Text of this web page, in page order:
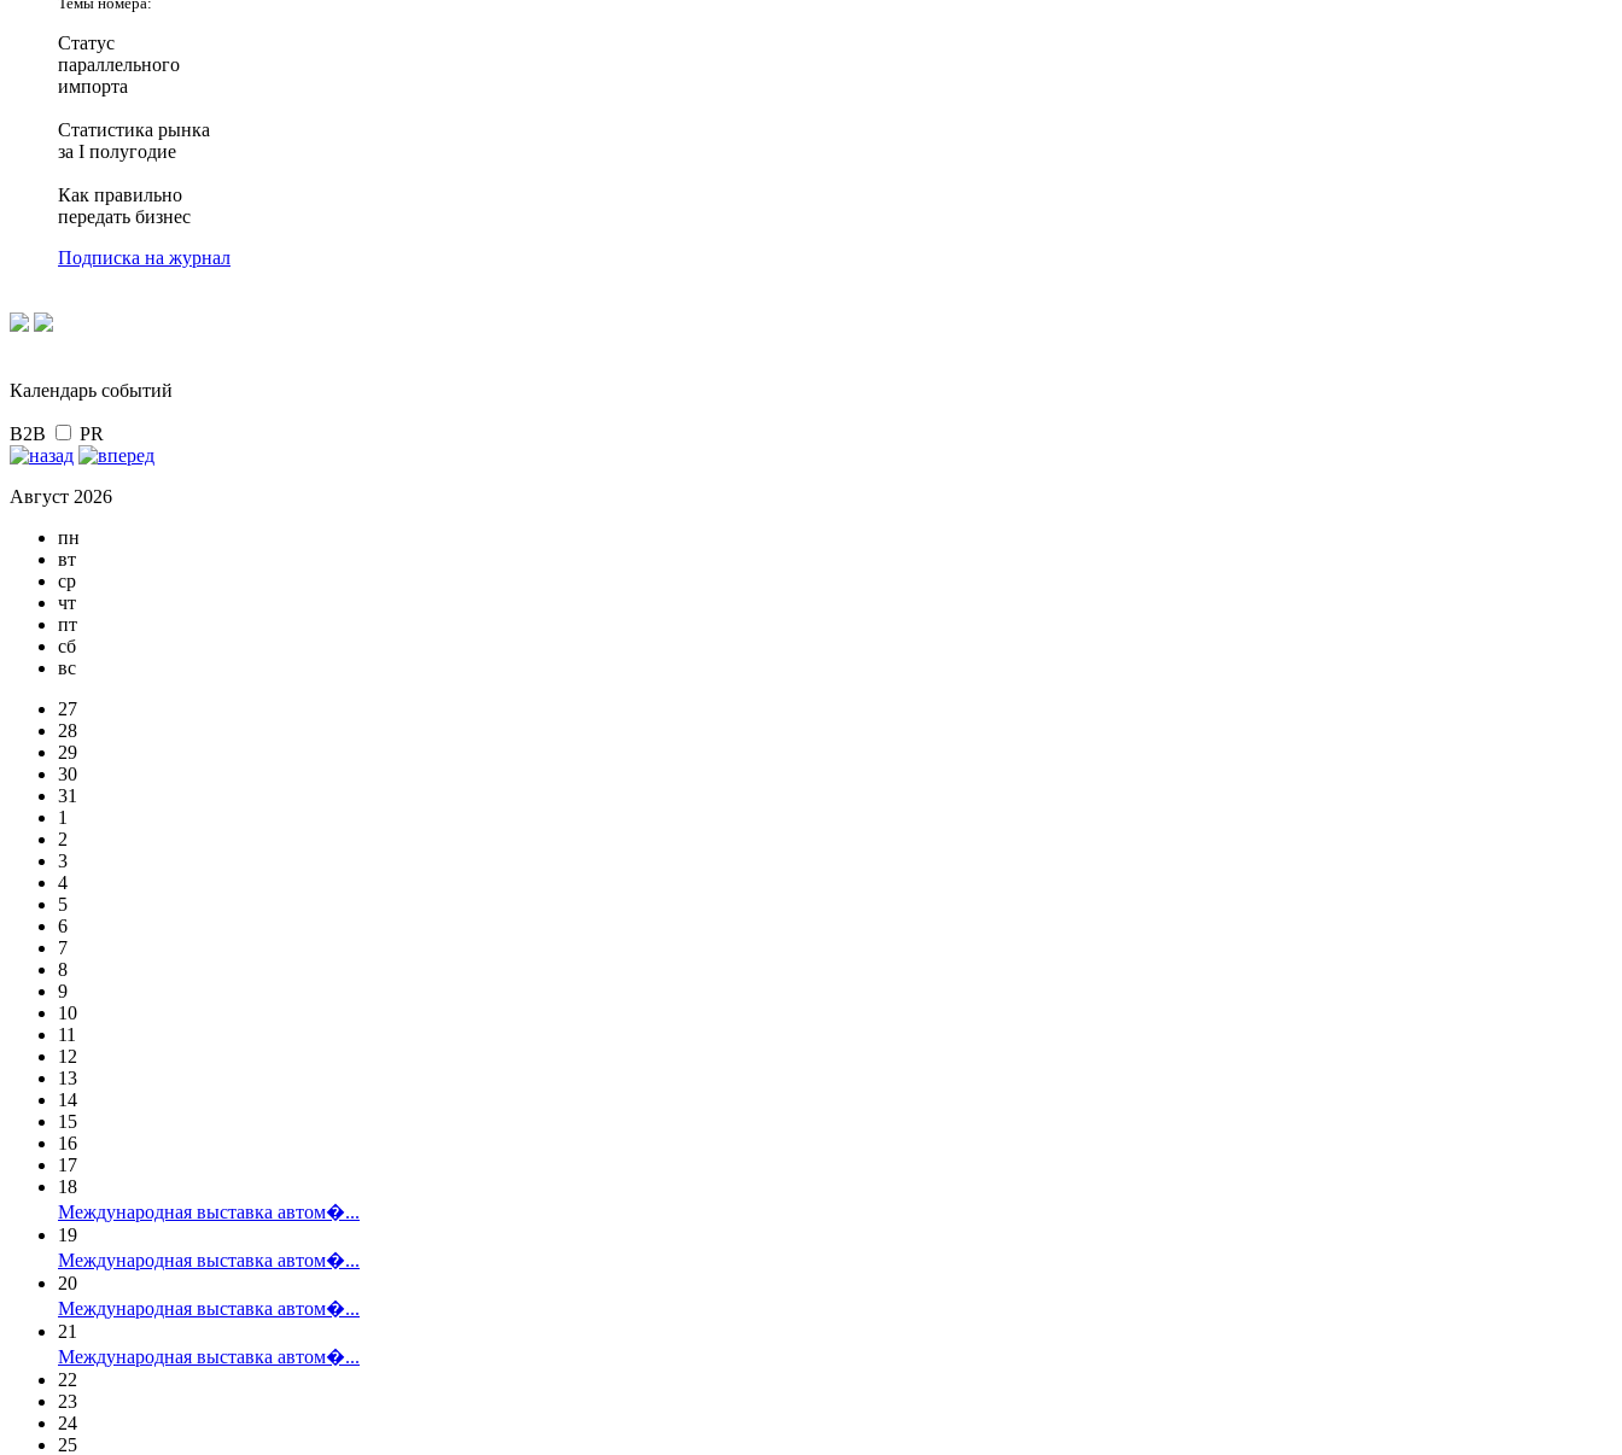
Статус
параллельного
импорта
Статистика рынка
за I полугодие
Как правильно
передать бизнес
Подписка на журнал
Календарь событий
B2B PR
Август 2026
пн
вт
ср
чт
пт
сб
вс
27
28
29
30
31
1
2
3
4
5
6
7
8
9
10
11
12
13
14
15
16
17
18
Международная выставка автом�...
19
Международная выставка автом�...
20
Международная выставка автом�...
21
Международная выставка автом�...
22
23
24
25